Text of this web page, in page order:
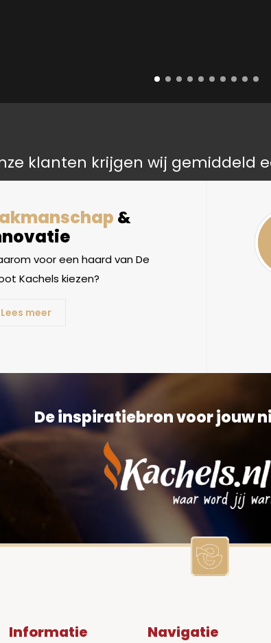
klanten krijgen wij gemiddeld
&
voor een haard van De
Kachels kiezen?
Lees meer
De inspiratiebron voor jouw
Informatie Navigatie